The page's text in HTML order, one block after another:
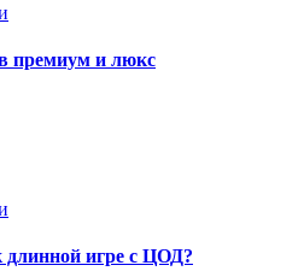
премиум и люкс
игре с ЦОД?